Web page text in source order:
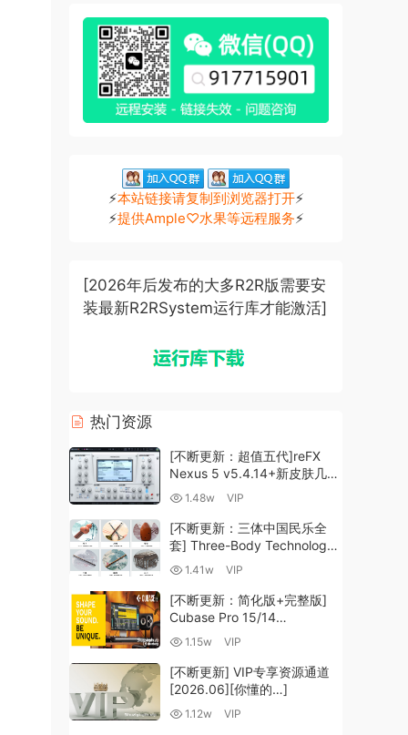
⚡本站链接请复制到浏览器打开⚡
⚡提供Ample♡水果等远程服务⚡
[2026年后发布的大多R2R版需要安
装最新R2RSystem运行库才能激活]
热门资源
[不断更新：超值五代]reFX
Nexus 5 v5.4.14+新皮肤几十
套+原厂+全套扩展+教程
1.48w VIP
[不断更新：三体中国民乐全
套] Three-Body Technology-
R2R [WiN, MacOSX]
1.41w VIP
[不断更新：简化版+完整版]
Cubase Pro 15/14
VR/R2R/U2B+原厂音源+插件
MacOSX]（704.0MB+）
1.15w VIP
[不断更新] VIP专享资源通道
[2026.06][你懂的…]
1.12w VIP